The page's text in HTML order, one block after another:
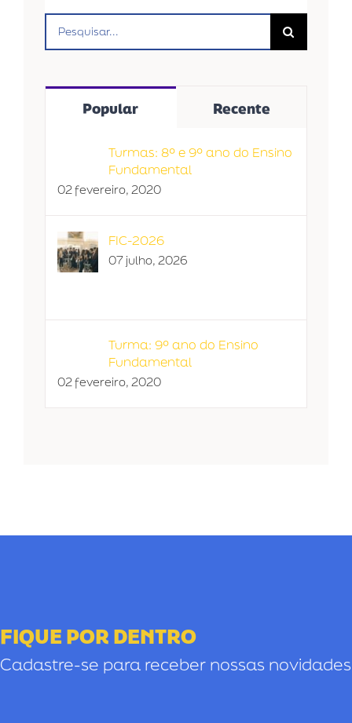
resultados
Popular Recente
Turmas: 8º e 9º ano do Ensino
Fundamental
02 fevereiro, 2020
FIC-2026
07 julho, 2026
Turma: 9º ano do Ensino
Fundamental
02 fevereiro, 2020
FIQUE POR DENTRO
Cadastre-se para receber nossas novidades